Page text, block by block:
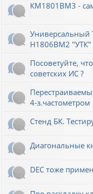
КМ1801ВМ3 -
Универсальный
Н1806ВМ2 "УТК"
Посоветуйте,
советских ИС ?
4-з.частометром
Стенд БК.
Диагональные
DEC тоже